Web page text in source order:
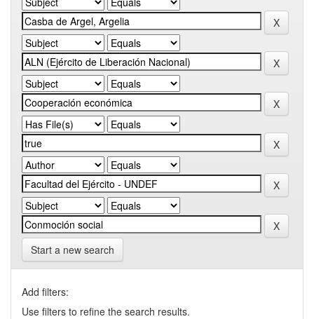
Start a new search
Add filters:
Use filters to refine the search results.